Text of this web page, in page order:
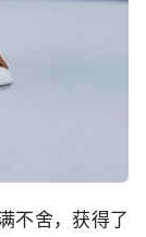
不舍，获得了